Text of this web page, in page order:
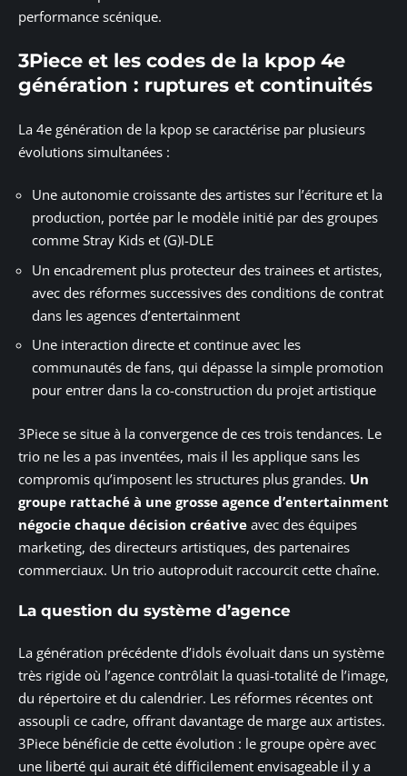
performance scénique.
3Piece et les codes de la kpop 4e
génération : ruptures et continuités
La 4e génération de la kpop se caractérise par plusieurs
évolutions simultanées :
Une autonomie croissante des artistes sur l’écriture et la
production, portée par le modèle initié par des groupes
comme Stray Kids et (G)I-DLE
Un encadrement plus protecteur des trainees et artistes,
avec des réformes successives des conditions de contrat
dans les agences d’entertainment
Une interaction directe et continue avec les
communautés de fans, qui dépasse la simple promotion
pour entrer dans la co-construction du projet artistique
3Piece se situe à la convergence de ces trois tendances. Le
trio ne les a pas inventées, mais il les applique sans les
compromis qu’imposent les structures plus grandes. Un
groupe rattaché à une grosse agence d’entertainment
négocie chaque décision créative avec des équipes
marketing, des directeurs artistiques, des partenaires
commerciaux. Un trio autoproduit raccourcit cette chaîne.
La question du système d’agence
La génération précédente d’idols évoluait dans un système
très rigide où l’agence contrôlait la quasi-totalité de l’image,
du répertoire et du calendrier. Les réformes récentes ont
assoupli ce cadre, offrant davantage de marge aux artistes.
3Piece bénéficie de cette évolution : le groupe opère avec
une liberté qui aurait été difficilement envisageable il y a